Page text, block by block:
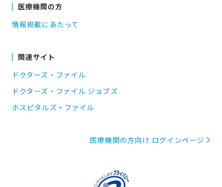
医療機関の方
情報掲載にあたって
関連サイト
ドクターズ・ファイル
ドクターズ・ファイル ジョブズ
ホスピタルズ・ファイル
医療機関の方向け ログインページ